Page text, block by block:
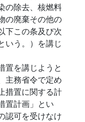
の除去、核燃料
の廃棄その他の
下この条及び次
いう。）を講じ
置を講じようと
主務省令で定め
措置に関する計
置計画」とい
認可を受けなけ